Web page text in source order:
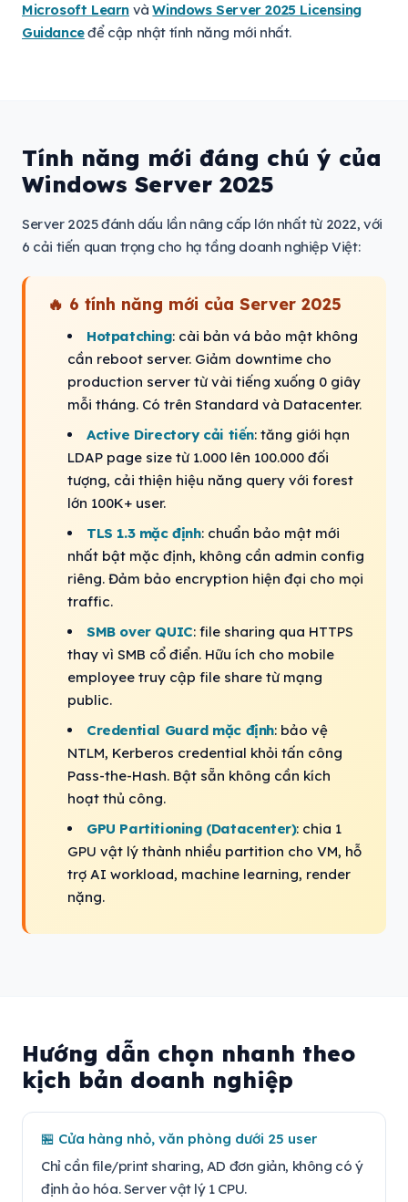
Microsoft Learn vàWindows Server 2025 Licensing
Guidanceđể cập nhật tính năng mới nhất.
Tính năng mới đáng chú ý của
Windows Server 2025
Server 2025 đánh dấu lần nâng cấp lớn nhất từ 2022, với
6 cải tiến quan trọng cho hạ tầng doanh nghiệp Việt:
🔥 6 tính năng mới của Server 2025
Hotpatching: cài bản vá bảo mật không
cần reboot server. Giảm downtime cho
production server từ vài tiếng xuống 0 giây
mỗi tháng. Có trên Standard và Datacenter.
Active Directory cải tiến: tăng giới hạn
LDAP page size từ 1.000 lên 100.000 đối
tượng, cải thiện hiệu năng query với forest
lớn 100K+ user.
TLS 1.3 mặc định: chuẩn bảo mật mới
nhất bật mặc định, không cần admin config
riêng. Đảm bảo encryption hiện đại cho mọi
traffic.
SMB over QUIC: file sharing qua HTTPS
thay vì SMB cổ điển. Hữu ích cho mobile
employee truy cập file share từ mạng
public.
Credential Guard mặc định: bảo vệ
NTLM, Kerberos credential khỏi tấn công
Pass-the-Hash. Bật sẵn không cần kích
hoạt thủ công.
GPU Partitioning (Datacenter): chia 1
GPU vật lý thành nhiều partition cho VM, hỗ
trợ AI workload, machine learning, render
nặng.
Hướng dẫn chọn nhanh theo
kịch bản doanh nghiệp
🏪 Cửa hàng nhỏ, văn phòng dưới 25 user
Chỉ cần file/print sharing, AD đơn giản, không có ý
định ảo hóa. Server vật lý 1 CPU.